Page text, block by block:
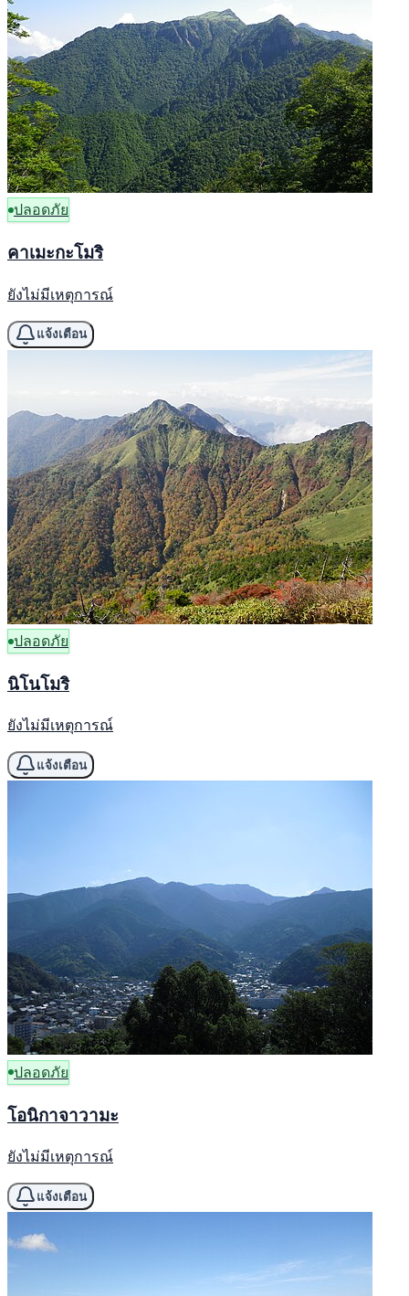
ปลอดภัย
คาเมะกะโมริ
ยังไม่มีเหตุการณ์
แจ้งเตือน
ปลอดภัย
นิโนโมริ
ยังไม่มีเหตุการณ์
แจ้งเตือน
ปลอดภัย
โอนิกาจาวามะ
ยังไม่มีเหตุการณ์
แจ้งเตือน